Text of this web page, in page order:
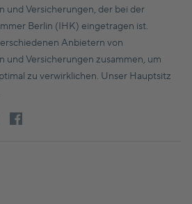
und Versicherungen, der bei der
Berlin (IHK) eingetragen ist.
Anbietern von
und Versicherungen zusammen, um
zu verwirklichen. Unser Hauptsitz